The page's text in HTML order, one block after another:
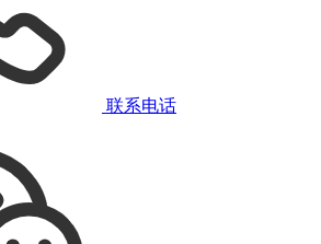
联系电话